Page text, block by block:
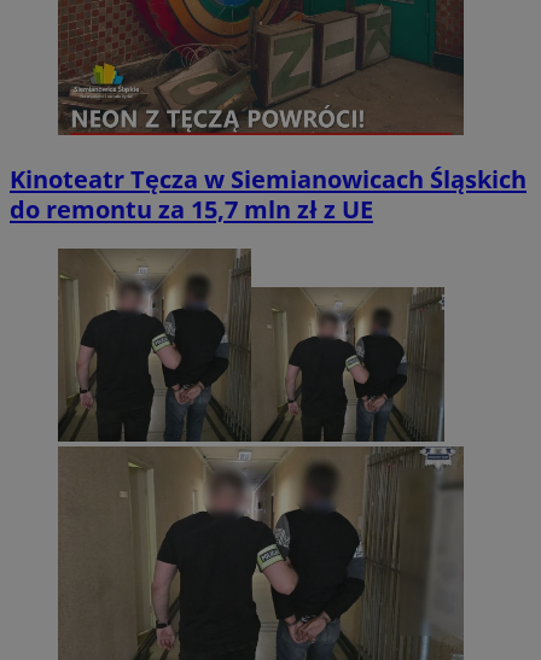
Kinoteatr Tęcza w Siemianowicach Śląskich
do remontu za 15,7 mln zł z UE